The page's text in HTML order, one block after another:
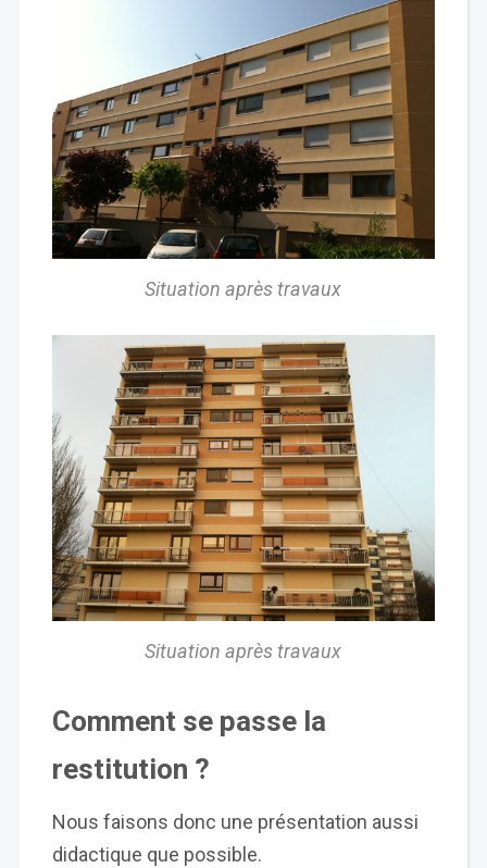
Situation après travaux
Situation après travaux
Comment se passe la
restitution ?
Nous faisons donc une présentation aussi
didactique que possible.